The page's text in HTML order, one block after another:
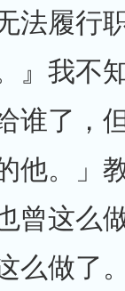
法履行
』我不
谁了，
他。」
曾这么
么做了